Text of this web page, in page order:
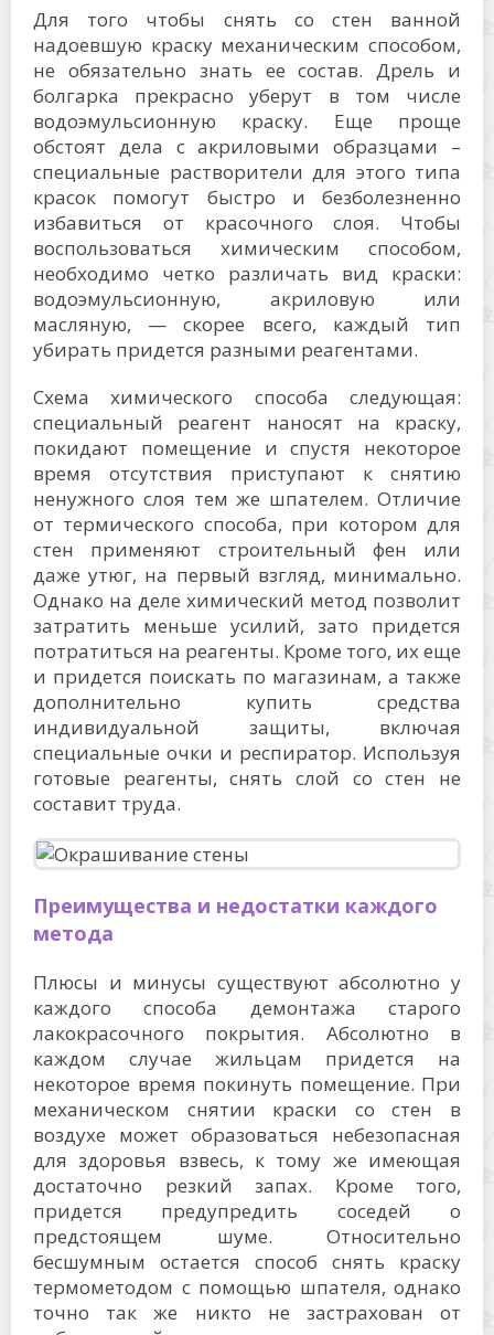
Для того чтобы снять со стен ванной
надоевшую краску механическим способом,
не обязательно знать ее состав. Дрель и
болгарка прекрасно уберут в том числе
водоэмульсионную краску. Еще проще
обстоят дела с акриловыми образцами –
специальные растворители для этого типа
красок помогут быстро и безболезненно
избавиться от красочного слоя. Чтобы
воспользоваться химическим способом,
необходимо четко различать вид краски:
водоэмульсионную, акриловую или
масляную, — скорее всего, каждый тип
убирать придется разными реагентами.
Схема химического способа следующая:
специальный реагент наносят на краску,
покидают помещение и спустя некоторое
время отсутствия приступают к снятию
ненужного слоя тем же шпателем. Отличие
от термического способа, при котором для
стен применяют строительный фен или
даже утюг, на первый взгляд, минимально.
Однако на деле химический метод позволит
затратить меньше усилий, зато придется
потратиться на реагенты. Кроме того, их еще
и придется поискать по магазинам, а также
дополнительно купить средства
индивидуальной защиты, включая
специальные очки и респиратор. Используя
готовые реагенты, снять слой со стен не
составит труда.
Преимущества и недостатки каждого
метода
Плюсы и минусы существуют абсолютно у
каждого способа демонтажа старого
лакокрасочного покрытия. Абсолютно в
каждом случае жильцам придется на
некоторое время покинуть помещение. При
механическом снятии краски со стен в
воздухе может образоваться небезопасная
для здоровья взвесь, к тому же имеющая
достаточно резкий запах. Кроме того,
придется предупредить соседей о
предстоящем шуме. Относительно
бесшумным остается способ снять краску
термометодом с помощью шпателя, однако
точно так же никто не застрахован от